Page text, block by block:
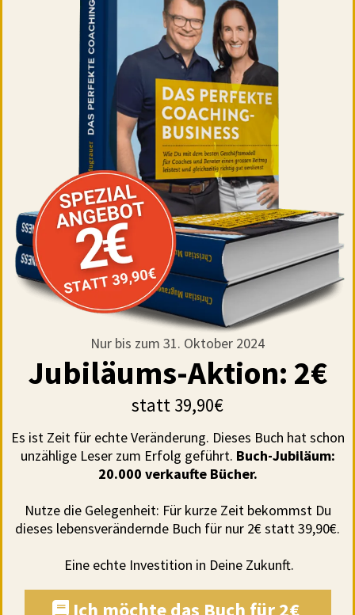
Nur bis zum 31. Oktober 2024
Jubiläums-Aktion: 2€
statt 39,90€
Es ist Zeit für echte Veränderung. Dieses Buch hat schon
unzählige Leser zum Erfolg geführt. Buch-Jubiläum:
20.000 verkaufte Bücher.
Nutze die Gelegenheit: Für kurze Zeit bekommst Du
dieses lebensverändernde Buch für nur 2€ statt 39,90€.
Eine echte Investition in Deine Zukunft.
Ich möchte das Buch für 2€